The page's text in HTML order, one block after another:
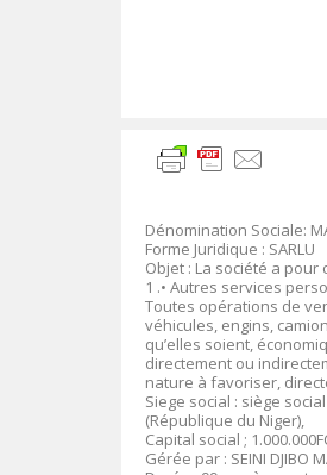
Dénomination Sociale:
Forme Juridique : SARLU
Objet : La société a pour
1 .• Autres services
Toutes opérations de
véhicules, engins,
qu’elles soient,
directement ou
nature à favoriser,
Siege social : siège
(République du Niger),
Capital social ;
Gérée par : SEINI DJIBO